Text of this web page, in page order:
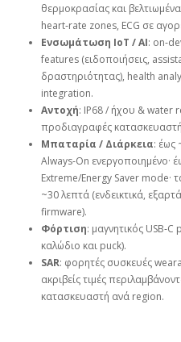
θερμοκρασίας και
heart‑rate zones, ECG σε
Ενσωμάτωση IoT / AI:
features (ειδοποιήσεις,
δραστηριότητας), health
integration.
Αντοχή: IP68 / ήχου & water
προδιαγραφές
Μπαταρία / Διάρκεια: έως
Always‑On ενεργοποιημένο·
Extreme/Energy Saver mode·
~30 λεπτά (ενδεικτικά,
firmware).
Φόρτιση: μαγνητικός
καλώδιο και puck).
SAR: φορητές συσκευές
ακριβείς τιμές
κατασκευαστή ανά region.